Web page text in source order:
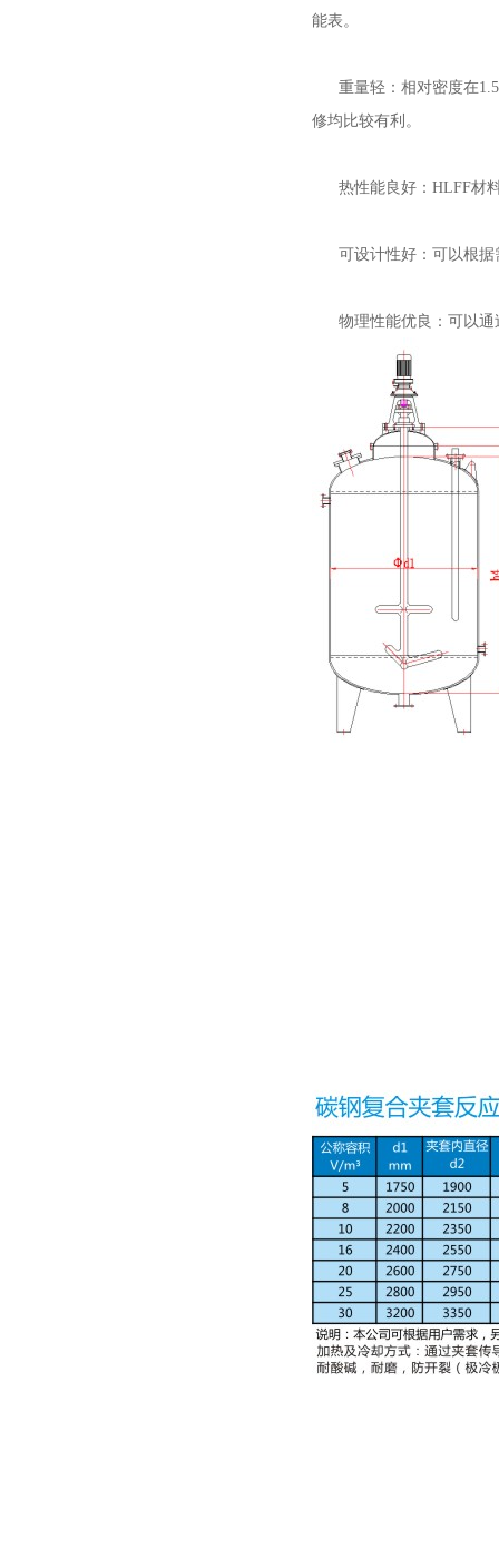
能表。
重量轻：相对密度在1.5
修均比较有利。
热性能良好：HLFF材
可设计性好：可以根据
物理性能优良：可以通